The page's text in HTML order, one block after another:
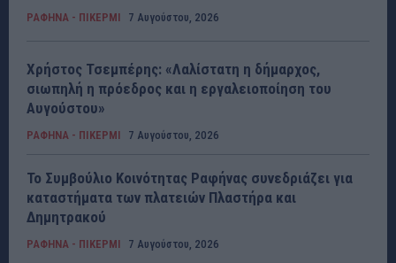
ΡΑΦΗΝΑ - ΠΙΚΕΡΜΙ 7 Αυγούστου, 2026
Χρήστος Τσεμπέρης: «Λαλίστατη η δήμαρχος,
σιωπηλή η πρόεδρος και η εργαλειοποίηση του
Αυγούστου»
ΡΑΦΗΝΑ - ΠΙΚΕΡΜΙ 7 Αυγούστου, 2026
Το Συμβούλιο Κοινότητας Ραφήνας συνεδριάζει για
καταστήματα των πλατειών Πλαστήρα και
Δημητρακού
ΡΑΦΗΝΑ - ΠΙΚΕΡΜΙ 7 Αυγούστου, 2026